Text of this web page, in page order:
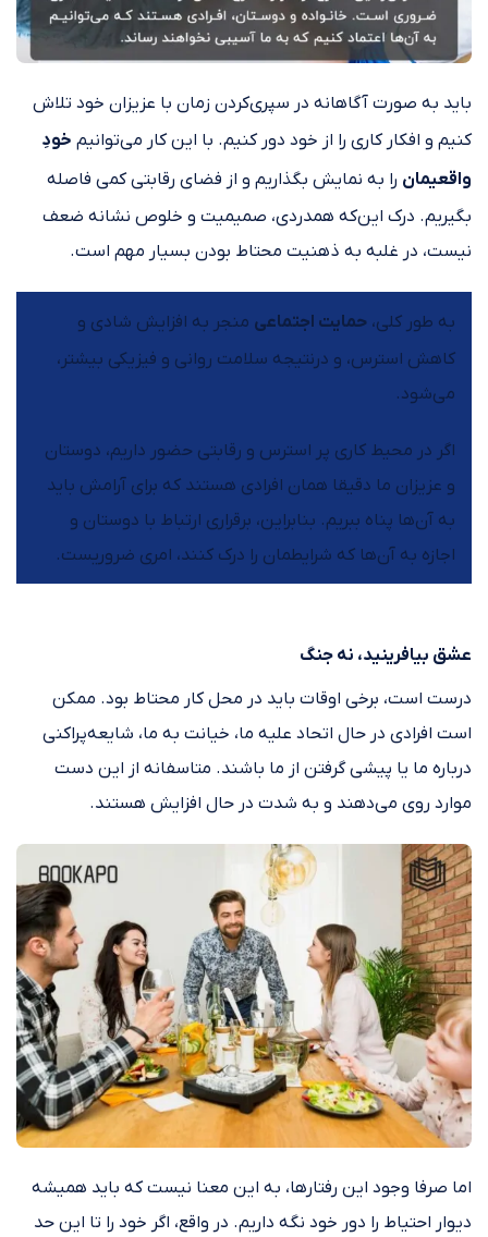
باید به صورت آگاهانه در سپری‌کردن زمان با عزیزان خود تلاش
کنیم و افکار کاری را از خود دور کنیم. با این کار می‌توانیم خودِ
واقعیمان را به نمایش بگذاریم و از فضای رقابتی کمی فاصله
بگیریم. درک این‌که همدردی، صمیمیت و خلوص نشانه ضعف
نیست، در غلبه به ذهنیت محتاط بودن بسیار مهم است.
به طور کلی، حمایت اجتماعی منجر به افزایش شادی و
کاهش استرس، و درنتیجه سلامت روانی و فیزیکی بیشتر،
می‌شود.
اگر در محیط کاری پر استرس و رقابتی حضور داریم، دوستان
و عزیزان ما دقیقا همان افرادی هستند که برای آرامش باید
به آن‌ها پناه ببریم. بنابراین، برقراری ارتباط با دوستان و
اجازه به آن‌ها که شرایطمان را درک کنند، امری ضروریست.
عشق بیافرینید، نه جنگ
درست است، برخی اوقات باید در محل کار محتاط بود. ممکن
است افرادی در حال اتحاد علیه ما، خیانت به ما، شایعه‌پراکنی
درباره ما یا پیشی‌ گرفتن از ما باشند. متاسفانه از این دست
موارد روی می‌دهند و به شدت در حال افزایش هستند.
اما صرفا وجود این رفتارها، به این معنا نیست که باید همیشه
دیوار احتیاط را دور خود نگه داریم. در واقع، اگر خود را تا این حد